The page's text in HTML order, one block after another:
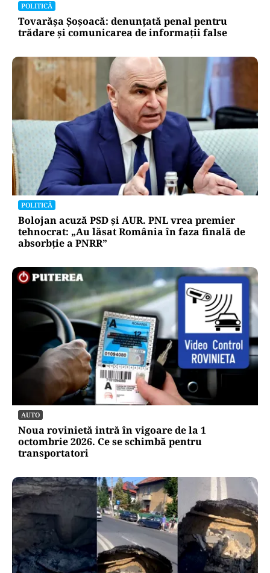
POLITICĂ
Tovarășa Șoșoacă: denunțată penal pentru
trădare și comunicarea de informații false
POLITICĂ
Bolojan acuză PSD și AUR. PNL vrea premier
tehnocrat: „Au lăsat România în faza finală de
absorbţie a PNRR”
AUTO
Noua rovinietă intră în vigoare de la 1
octombrie 2026. Ce se schimbă pentru
transportatori